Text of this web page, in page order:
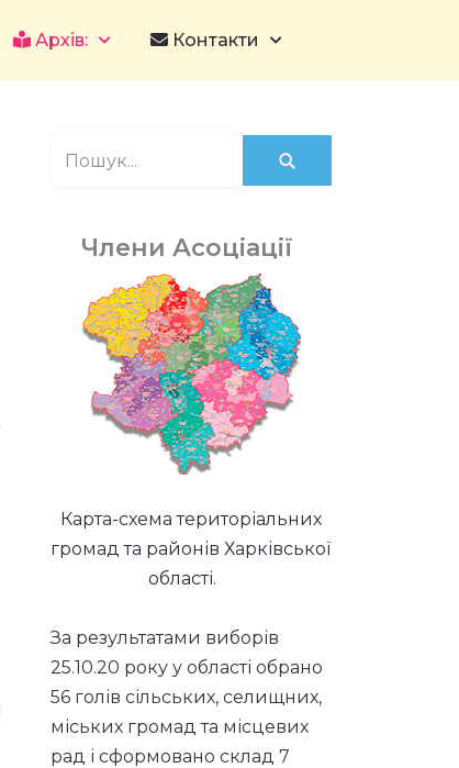
Архів: Контакти
Члени Асоціації
Карта-схема територіальних
громад та районів Харківської
області.
За результатами виборів
25.10.20 року у області обрано
56 голів сільських, селищних,
міських громад та місцевих
рад і сформовано склад 7